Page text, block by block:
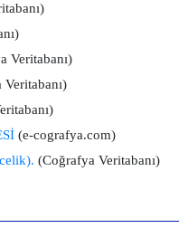
Veritabanı)
(e-cografya.com)
(Coğrafya Veritabanı)